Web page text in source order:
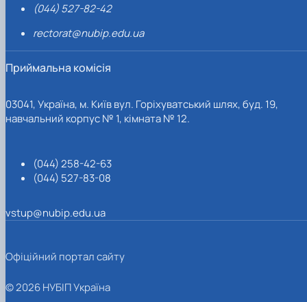
(044) 527-82-42
rectorat@nubip.edu.ua
Приймальна комісія
03041, Україна, м. Київ вул. Горіхуватський шлях, буд. 19,
навчальний корпус № 1, кімната № 12.
(044) 258-42-63
(044) 527-83-08
vstup@nubip.edu.ua
Офіційний портал сайту
© 2026 НУБІП Україна